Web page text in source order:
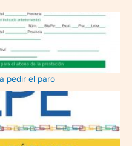
pedir el paro